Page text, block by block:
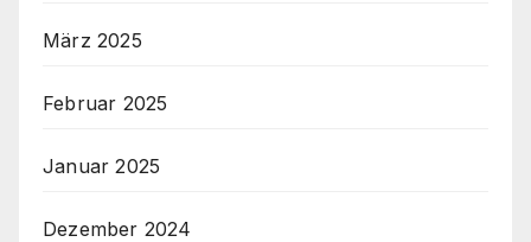
März 2025
Februar 2025
Januar 2025
Dezember 2024